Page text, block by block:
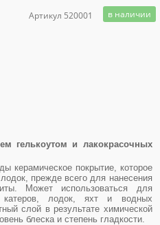
Артикул 520001 в наличии
гелькоутом и лакокрасочных
керамическое покрытие, которое
прежде всего для нанесения
Может использоваться для
катеров, лодок, яхт и водных
слой в результате химической
блеска и степень гладкости.